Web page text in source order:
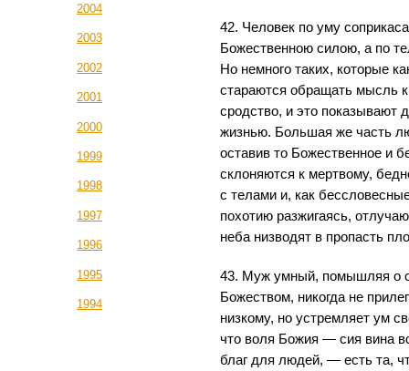
2004
2003
2002
2001
2000
1999
1998
1997
1996
1995
1994
42. Человек по уму
Божественною силою, а по
Но немного таких, которые
стараются обращать мысль
сродство, и это показывают
жизнью. Большая же часть
оставив то Божественное и
склоняются к мертвому,
с телами и, как
похотию разжигаясь,
неба низводят в пропасть
43. Муж умный, помышляя о
Божеством, никогда не
низкому, но устремляет ум
что воля Божия — сия вина
благ для людей, — есть та,